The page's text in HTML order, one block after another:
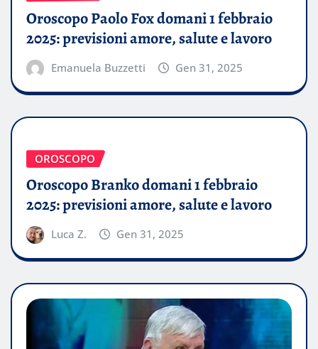
Oroscopo Paolo Fox domani 1 febbraio
2025: previsioni amore, salute e lavoro
Emanuela Buzzetti Gen 31, 2025
OROSCOPO
Oroscopo Branko domani 1 febbraio
2025: previsioni amore, salute e lavoro
Luca Z. Gen 31, 2025